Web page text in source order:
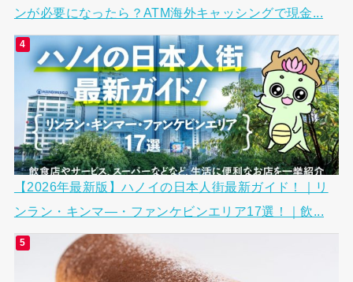
ンが必要になったら？ATM海外キャッシングで現金...
【2026年最新版】ハノイの日本人街最新ガイド！｜リ
ンラン・キンマ―・ファンケビンエリア17選！｜飲...